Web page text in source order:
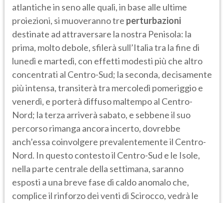
atlantiche in seno alle quali, in base alle ultime
proiezioni, si muoveranno tre perturbazioni
destinate ad attraversare la nostra Penisola: la
prima, molto debole, sfilerà sull’Italia tra la fine di
lunedì e martedì, con effetti modesti più che altro
concentrati al Centro-Sud; la seconda, decisamente
più intensa, transiterà tra mercoledì pomeriggio e
venerdì, e porterà diffuso maltempo al Centro-
Nord; la terza arriverà sabato, e sebbene il suo
percorso rimanga ancora incerto, dovrebbe
anch’essa coinvolgere prevalentemente il Centro-
Nord. In questo contesto il Centro-Sud e le Isole,
nella parte centrale della settimana, saranno
esposti a una breve fase di caldo anomalo che,
complice il rinforzo dei venti di Scirocco, vedrà le